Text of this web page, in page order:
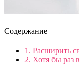
Содержание
1. Расширить
2. Хотя бы раз